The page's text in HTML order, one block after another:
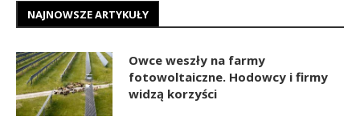
NAJNOWSZE ARTYKUŁY
Owce weszły na farmy
fotowoltaiczne. Hodowcy i firmy
widzą korzyści